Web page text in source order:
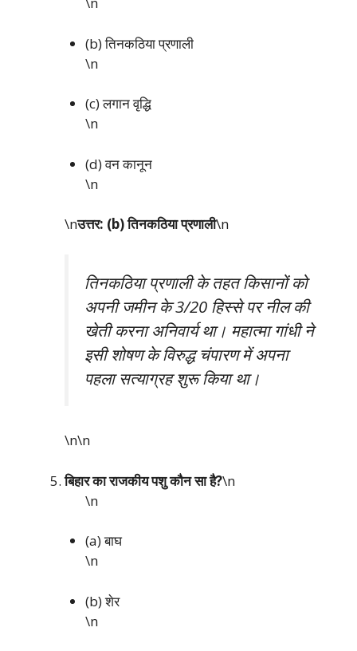
(b) तिनकठिया प्रणाली
\n
(c) लगान वृद्धि
\n
(d) वन कानून
\n
\nउत्तर: (b) तिनकठिया प्रणाली\n
तिनकठिया प्रणाली के तहत किसानों को
अपनी जमीन के 3/20 हिस्से पर नील की
खेती करना अनिवार्य था। महात्मा गांधी ने
इसी शोषण के विरुद्ध चंपारण में अपना
पहला सत्याग्रह शुरू किया था।
\n\n
बिहार का राजकीय पशु कौन सा है?\n
\n
(a) बाघ
\n
(b) शेर
\n